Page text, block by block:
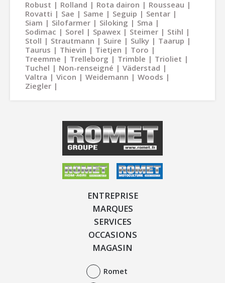
Robust
Rolland Rota dairon
Rousseau
Rovatti
Sae Same Seguip
Sentar
Siam
Silofarmer Siloking
Sma
Sodimac
Sorel Spawex Steimer
Stihl
Stoll
Strautmann Suire Sulky
Taarup
Taurus
Thievin Tietjen
Toro
Treemme
Trelleborg Trimble
Trioliet
Tuchel
Non-renseigné
Väderstad
Valtra
Vicon Weidemann
Woods
Ziegler
ENTREPRISE
MARQUES
SERVICES
OCCASIONS
MAGASIN
Romet